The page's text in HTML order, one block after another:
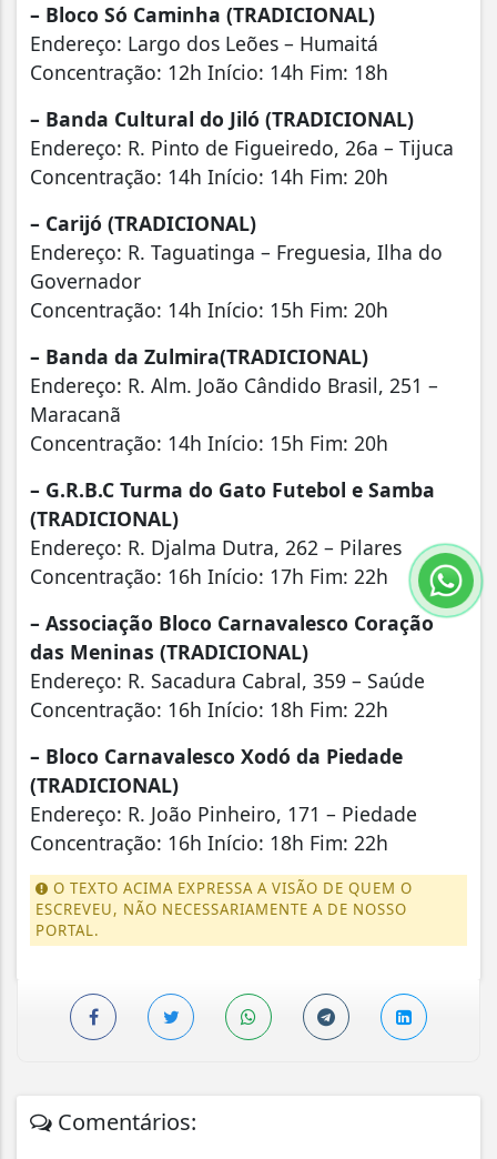
– Bloco Só Caminha (TRADICIONAL)
Endereço: Largo dos Leões – Humaitá
Concentração: 12h Início: 14h Fim: 18h
– Banda Cultural do Jiló (TRADICIONAL)
Endereço: R. Pinto de Figueiredo, 26a – Tijuca
Concentração: 14h Início: 14h Fim: 20h
– Carijó (TRADICIONAL)
Endereço: R. Taguatinga – Freguesia, Ilha do
Governador
Concentração: 14h Início: 15h Fim: 20h
– Banda da Zulmira(TRADICIONAL)
Endereço: R. Alm. João Cândido Brasil, 251 –
Maracanã
Concentração: 14h Início: 15h Fim: 20h
– G.R.B.C Turma do Gato Futebol e Samba
(TRADICIONAL)
Endereço: R. Djalma Dutra, 262 – Pilares
Concentração: 16h Início: 17h Fim: 22h
– Associação Bloco Carnavalesco Coração
das Meninas (TRADICIONAL)
Endereço: R. Sacadura Cabral, 359 – Saúde
Concentração: 16h Início: 18h Fim: 22h
– Bloco Carnavalesco Xodó da Piedade
(TRADICIONAL)
Endereço: R. João Pinheiro, 171 – Piedade
Concentração: 16h Início: 18h Fim: 22h
O TEXTO ACIMA EXPRESSA A VISÃO DE QUEM O
ESCREVEU, NÃO NECESSARIAMENTE A DE NOSSO
PORTAL.
Comentários: